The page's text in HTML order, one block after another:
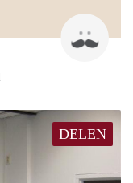
DELEN